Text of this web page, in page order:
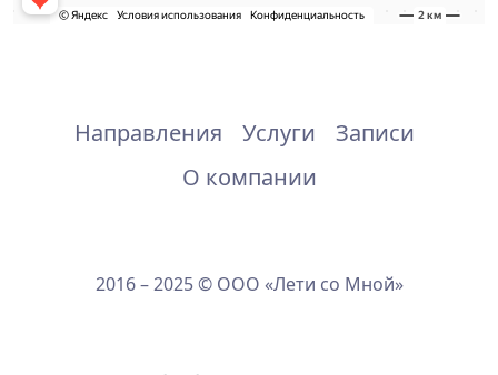
Направления Услуги
Записи
О компании
2016 – 2025 © ООО «Лети со Мной»